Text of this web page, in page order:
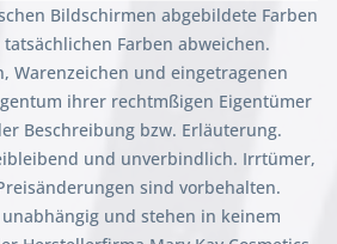
Bildschirmen abgebildete Farben
Farben abweichen.
Warenzeichen und eingetragenen
ihrer rechtmßigen Eigentümer
Beschreibung bzw. Erläuterung.
und unverbindlich. Irrtümer,
sind vorbehalten.
und stehen in keinem